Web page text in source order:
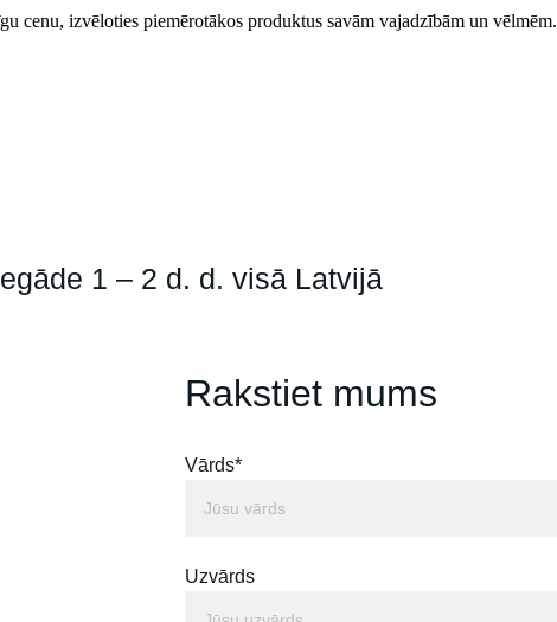
cenu, izvēloties piemērotākos produktus savām vajadzībām un vēlmēm.
Rakstiet mums
Vārds*
Uzvārds
1 – 2 d. d. visā Latvijā